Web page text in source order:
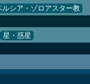
ルシア・ゾロアスター教
星・惑星